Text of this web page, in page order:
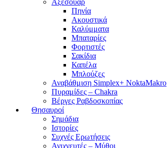
Πηνία
Ακουστικά
Καλύμματα
Μπαταρίες
Φορτιστές
Σακίδια
Καπέλα
Μπλούζες
Αναβάθμιση Simplex+ NoktaMakro
Πυραμίδες – Chakra
Βέργες Ραβδοσκοπίας
Θησαυροί
Σημάδια
Ιστορίες
Συχνές Ερωτήσεις
Ανιχνευτές – Μύθοι